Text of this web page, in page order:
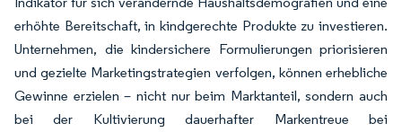
erhöhte Bereitschaft, in kindgerechte Produkte zu investieren.
Unternehmen, die kindersichere Formulierungen priorisieren
und gezielte Marketingstrategien verfolgen, können erhebliche
Gewinne erzielen – nicht nur beim Marktanteil, sondern auch
bei der Kultivierung dauerhafter Markentreue bei